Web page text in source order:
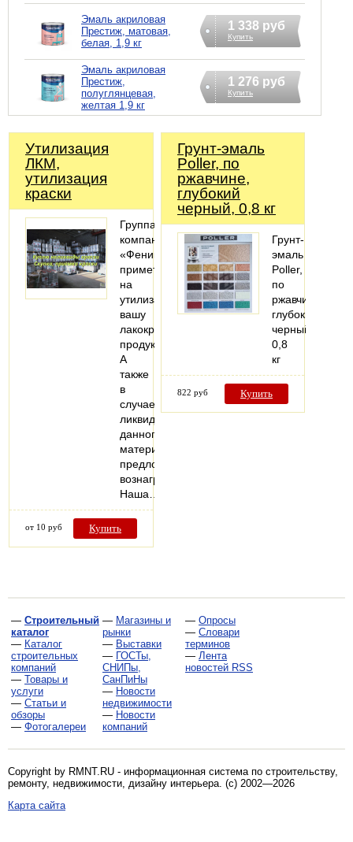
Эмаль акриловая
Престиж, матовая,
белая, 1,9 кг
1 338 руб
Купить
Эмаль акриловая
Престиж,
полуглянцевая,
желтая 1,9 кг
1 276 руб
Купить
Утилизация
ЛКМ,
утилизация
краски
Группа
компаний
«Феникс»
примет
на
утилизацию
вашу
лакокрасочную
продукцию.
А
также
в
случае
ликвидности
данного
материала
предложит
вознаграждение.
Наша…
от 10 руб Купить
Грунт-эмаль
Poller, по
ржавчине,
глубокий
черный, 0,8 кг
Грунт-
эмаль
Poller,
по
ржавчине,
глубокий
черный,
0,8
кг
822 руб Купить
— Строительный
каталог
— Каталог
строительных
компаний
— Товары и
услуги
— Статьи и
обзоры
— Фотогалереи
— Магазины и
рынки
— Выставки
— ГОСТы,
СНИПы,
СанПиНы
— Новости
недвижимости
— Новости
компаний
— Опросы
— Словари
терминов
— Лента
новостей RSS
Copyright by RMNT.RU - информационная система по строительству,
ремонту, недвижимости, дизайну интерьера . (c) 2002—2026
Карта сайта